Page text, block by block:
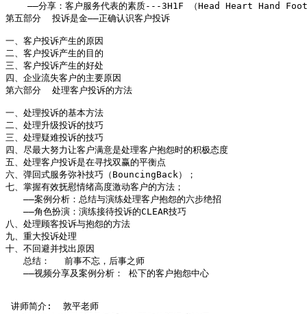
——分享：客户服务代表的素质---3H1F （Head Heart Hand
第五部分  投诉是金——正确认识客户投诉
一、客户投诉产生的原因
二、客户投诉产生的目的
三、客户投诉产生的好处
四、企业流失客户的主要原因
第六部分  处理客户投诉的方法
一、处理投诉的基本方法
二、处理升级投诉的技巧
三、处理疑难投诉的技巧
四、尽最大努力让客户满意是处理客户抱怨时的积极态度
五、处理客户投诉是在寻找双赢的平衡点
六、弹回式服务弥补技巧（BouncingBack）；
七、掌握有效抚慰情绪高度激动客户的方法；
——案例分析：总结与演练处理客户抱怨的六步绝招
——角色扮演：演练接待投诉的CLEAR技巧
八、处理顾客投诉与抱怨的方法
九、重大投诉处理
十、不回避并找出原因
总结：　 前事不忘，后事之师
——视频分享及案例分析： 松下的客户抱怨中心
讲师简介:  敦平老师